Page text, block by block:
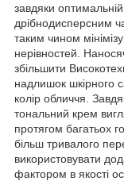
завдяки
дрібнодисперсним
таким чином
нерівностей.
збільшити
надлишок шкірного
колір обличчя.
тональний крем
протягом багатьох
більш тривалого
використовувати
фактором в якості